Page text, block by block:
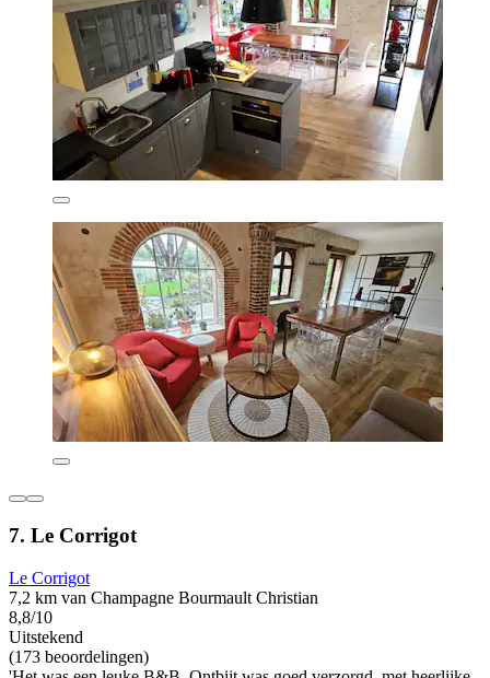
7. Le Corrigot
Le Corrigot
7,2 km van Champagne Bourmault Christian
8,8/10
Uitstekend
(173 beoordelingen)